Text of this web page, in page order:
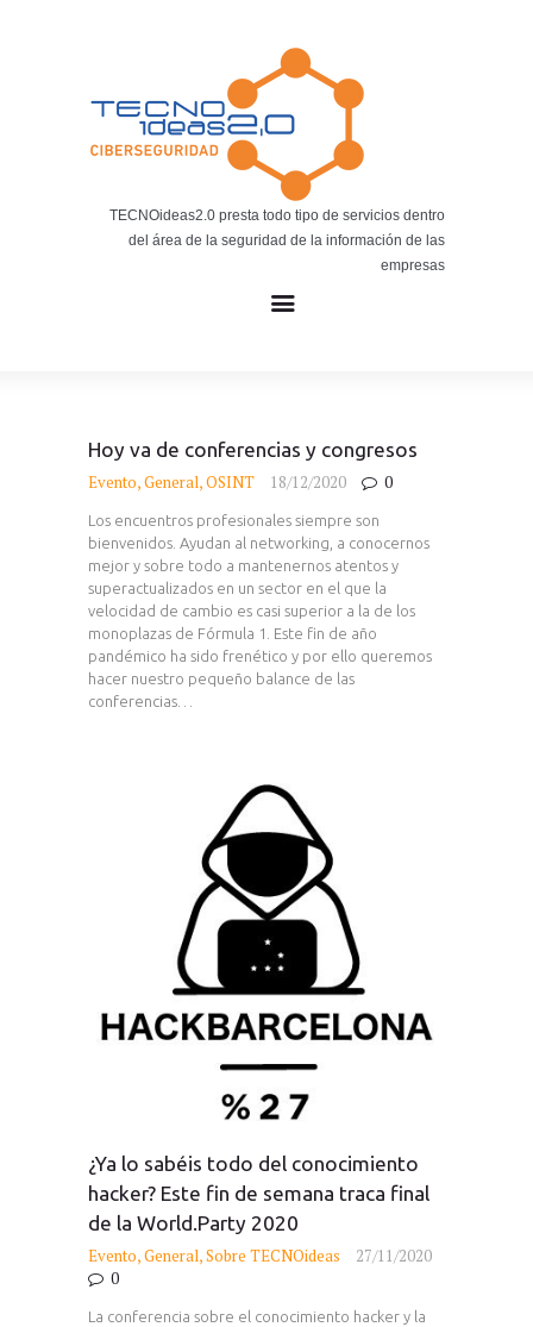
TECNOideas2.0 presta todo tipo de servicios dentro
del área de la seguridad de la información de las
empresas
BLOG TECNOIDEAS
Noticias tecnológicas.
Hoy va de conferencias y congresos
Evento,General,OSINT 18/12/2020 0
Los encuentros profesionales siempre son
bienvenidos. Ayudan al networking, a conocernos
mejor y sobre todo a mantenernos atentos y
superactualizados en un sector en el que la
velocidad de cambio es casi superior a la de los
monoplazas de Fórmula 1. Este fin de año
pandémico ha sido frenético y por ello queremos
hacer nuestro pequeño balance de las
conferencias…
¿Ya lo sabéis todo del conocimiento
hacker? Este fin de semana traca final
de la World.Party 2020
Evento,General,Sobre TECNOideas
27/11/2020
0
La conferencia sobre el conocimiento hacker y la